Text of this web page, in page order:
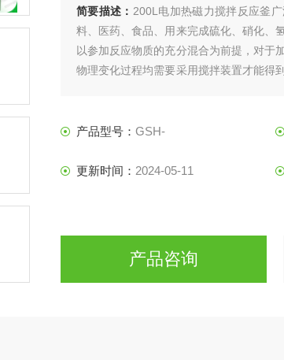
简要描述： 200L电加热磁力搅拌反应釜
料、医药、食品、用来完成硫化、硝化、
以参加反应物质的充分混合为前提，对于
物理变化过程均需要采用搅拌装置才能得
产品型号： GSH-
更新时间： 2024-05-11
产品咨询